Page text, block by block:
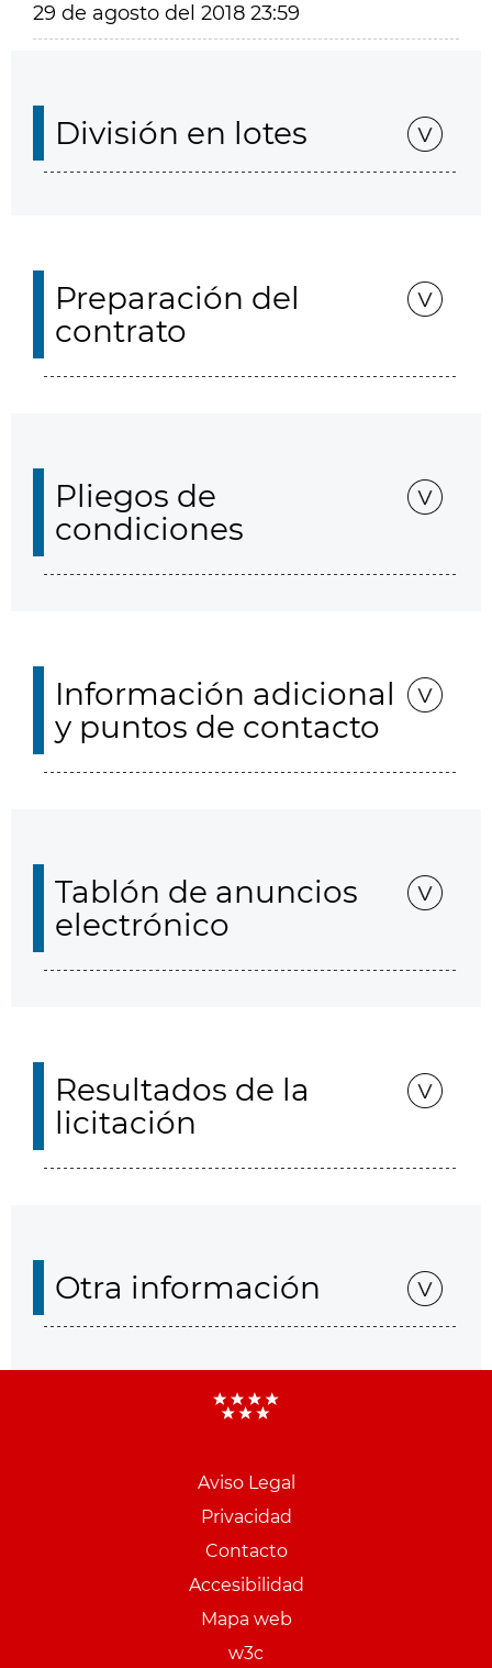
29 de agosto del 2018 23:59
División en lotes
Preparación del
contrato
Pliegos de
condiciones
Información adicional
y puntos de contacto
Tablón de anuncios
electrónico
Resultados de la
licitación
Otra información
Aviso Legal
Privacidad
Contacto
Accesibilidad
Mapa web
w3c